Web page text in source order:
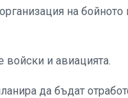
на
войски и авиацията.
да бъдат